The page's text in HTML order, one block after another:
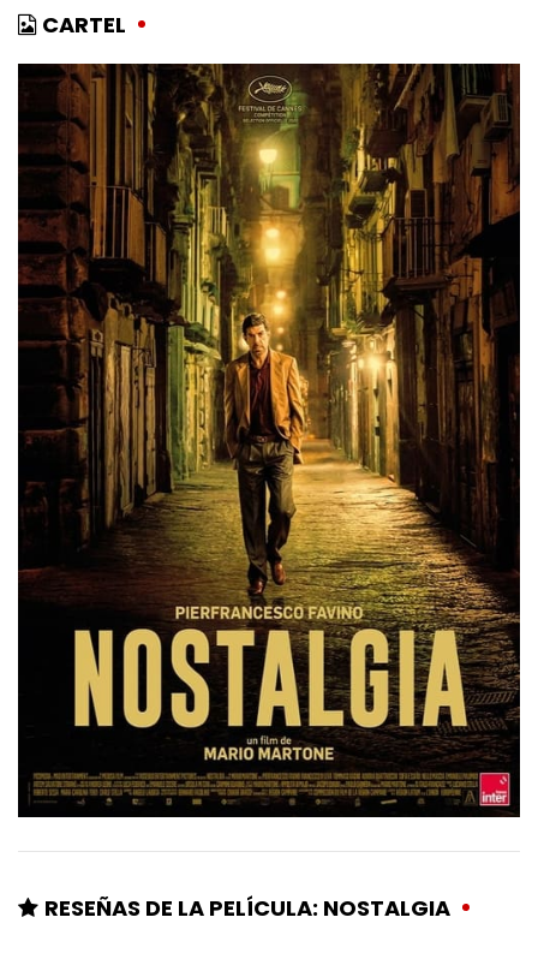
CARTEL
RESEÑAS DE LA PELÍCULA: NOSTALGIA